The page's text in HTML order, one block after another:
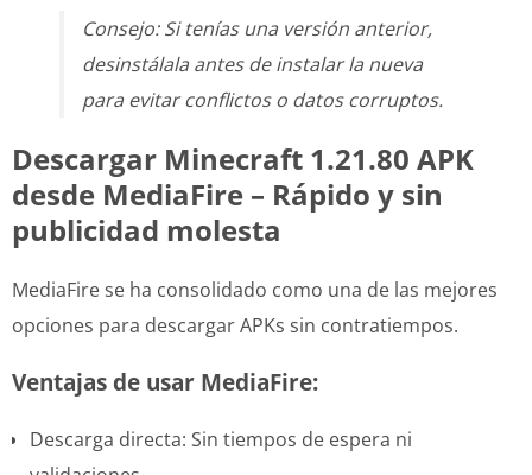
Consejo: Si tenías una versión anterior,
desinstálala antes de instalar la nueva
para evitar conflictos o datos corruptos.
Descargar Minecraft 1.21.80 APK
desde MediaFire – Rápido y sin
publicidad molesta
MediaFire se ha consolidado como una de las mejores
opciones para descargar APKs sin contratiempos.
Ventajas de usar MediaFire:
Descarga directa: Sin tiempos de espera ni